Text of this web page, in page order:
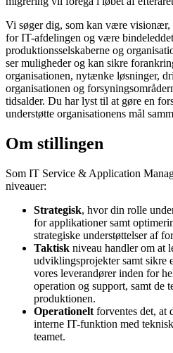
Vi søger dig, som kan være
for IT-afdelingen og være
produktionsselskaberne og
ser muligheder og kan sikre
organisationen, nytænke løsninger,
organisationen og
tidsalder. Du har lyst til at gøre en
understøtte organisationens mål
Om stillingen
Som IT Service & Application
niveauer:
Strategisk, hvor din rolle
for applikationer samt
strategiske understøttelser af
Taktisk niveau handler om at
udviklingsprojekter samt sikre
vores leverandører inden for
operation og support, samt de
produktionen.
Operationelt forventes det, at
interne IT-funktion med
teamet.